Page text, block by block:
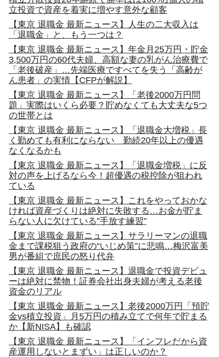
立投資で資産を着実に増やす意外な顧客
【東京 退職金 最新ニュース】人生の二大収入は
「退職金」と、もう一つは？
【東京 退職金 最新ニュース】年金月25万円・貯金
3,500万円の60代夫婦、高額な妻の乳がん治療費で
「老後破産」…先端医療ですべてを失う「高齢が
ん患者」の実情【CFPが解説】
【東京 退職金 最新ニュース】「老後2000万円問
題」実際はいくら必要？貯めなくても大丈夫な5つ
の世帯とは
【東京 退職金 最新ニュース】「退職金大増税」長
く勤めても有利にならない 勤続20年以上の優遇
なくなるかも
【東京 退職金 最新ニュース】「退職金増税」に反
対の声を上げるなら今！超優遇の税控除が狙われ
ている
【東京 退職金 最新ニュース】これをやっておかな
ければ資産づくりは絶対に失敗する…お金が貯ま
らない人に欠けている”手放す練習”
【東京 退職金 最新ニュース】サラリーマンの退職
金まで課税狙う政府の“いじめ策”に悲鳴…梅沢富美
男が番組で庶民の怒り代弁
【東京 退職金 最新ニュース】退職金で投資デビュ
ーは絶対に禁物！証券会社出身夫婦が考える老後
資金のリアル
【東京 退職金 最新ニュース】老後2000万円「預貯
金vs積立投資」月5万円の積み立てで何年で貯まる
か【新NISA】も確認
【東京 退職金 最新ニュース】「インフレだから資
産運用しないとまずい」は正しいのか？